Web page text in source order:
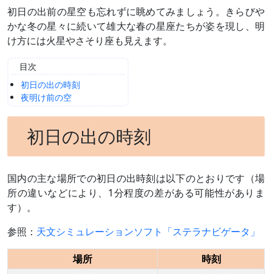
初日の出前の星空も忘れずに眺めてみましょう。きらびや
かな冬の星々に続いて雄大な春の星座たちが姿を現し、明
け方には火星やさそり座も見えます。
目次
初日の出の時刻
夜明け前の空
初日の出の時刻
国内の主な場所での初日の出時刻は以下のとおりです（場
所の違いなどにより、1分程度の差がある可能性がありま
す）。
参照： 天文シミュレーションソフト「ステラナビゲータ」
場所
時刻